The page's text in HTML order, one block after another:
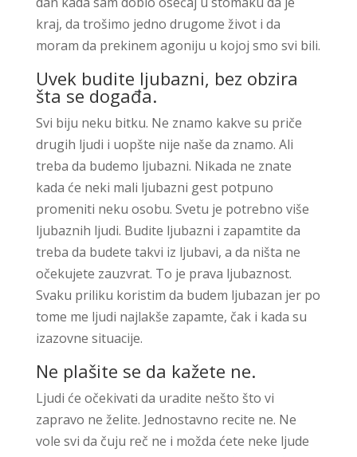
kraj, da trošimo jedno drugome život i da
moram da prekinem agoniju u kojoj smo svi bili.
Uvek budite ljubazni, bez obzira
šta se događa.
Svi biju neku bitku. Ne znamo kakve su priče
drugih ljudi i uopšte nije naše da znamo. Ali
treba da budemo ljubazni. Nikada ne znate
kada će neki mali ljubazni gest potpuno
promeniti neku osobu. Svetu je potrebno više
ljubaznih ljudi. Budite ljubazni i zapamtite da
treba da budete takvi iz ljubavi, a da ništa ne
očekujete zauzvrat. To je prava ljubaznost.
Svaku priliku koristim da budem ljubazan jer po
tome me ljudi najlakše zapamte, čak i kada su
izazovne situacije.
Ne plašite se da kažete ne.
Ljudi će očekivati da uradite nešto što vi
zapravo ne želite. Jednostavno recite ne. Ne
vole svi da čuju reč ne i možda ćete neke ljude